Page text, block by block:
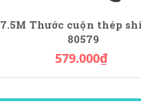
7.5M Thước cuộn thép
80579
579.000₫